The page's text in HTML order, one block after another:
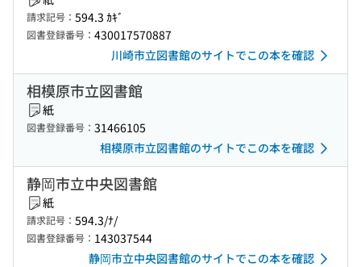
請求記号： 594.3 ｶｷﾞ
図書登録番号： 430017570887
川崎市立図書館のサイトでこの本を確認
相模原市立図書館
紙
図書登録番号： 31466105
相模原市立図書館のサイトでこの本を確認
静岡市立中央図書館
紙
請求記号： 594.3/ﾅ/
図書登録番号： 143037544
静岡市立中央図書館のサイトでこの本を確認